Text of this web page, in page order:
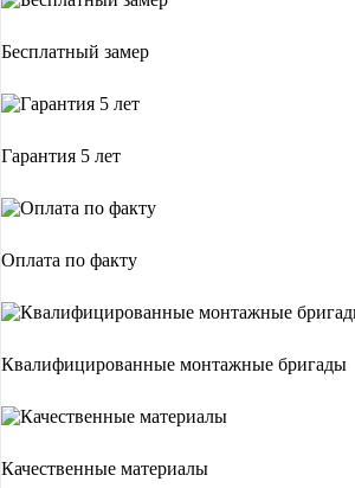
Бесплатный замер
Гарантия 5 лет
Оплата по факту
Квалифицированные монтажные бригады
Качественные материалы